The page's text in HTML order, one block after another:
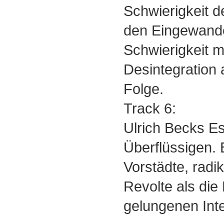
Schwierigkeit
den
Schwierigkeit
Desintegration
Folge.
Track 6:
Ulrich Becks
Überflüssigen.
Vorstädte,
Revolte als die
gelungenen